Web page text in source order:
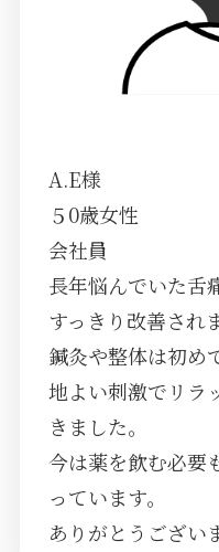
A.E様
５0歳女性
会社員
長年悩んでいた舌
すっきり改善され
鍼灸や整体は初め
地よい刺激でリラ
きました。
今は薬を飲む必要
っています。
ありがとうござい